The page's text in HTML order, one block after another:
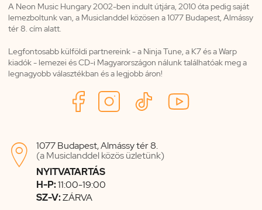
A Neon Music Hungary 2002-ben indult útjára, 2010 óta pedig saját
lemezboltunk van, a Musiclanddel közösen a 1077 Budapest, Almássy
tér 8. cím alatt.
Legfontosabb külföldi partnereink - a Ninja Tune, a K7 és a Warp
kiadók - lemezei és CD-i Magyarországon nálunk találhatóak meg a
legnagyobb választékban és a legjobb áron!

1077 Budapest, Almássy tér 8.
(a Musiclanddel közös üzletünk)
NYITVATARTÁS
H-P:11:00-19:00
SZ-V:ZÁRVA